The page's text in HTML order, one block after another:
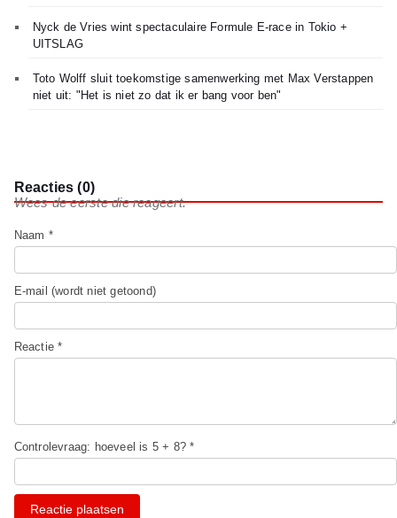
Nyck de Vries wint spectaculaire Formule E-race in Tokio +
UITSLAG
Toto Wolff sluit toekomstige samenwerking met Max Verstappen
niet uit: "Het is niet zo dat ik er bang voor ben"
Reacties (0)
Wees de eerste die reageert.
Naam *
E-mail (wordt niet getoond)
Reactie *
Controlevraag: hoeveel is 5 + 8? *
Reactie plaatsen